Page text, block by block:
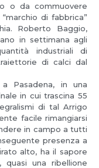
o da commuovere
di fabbrica”
Roberto Baggio,
in settimana agli
industriali di
di calci dal
Pasadena, in una
in cui trascina 55
di tal Arrigo
facile rimangiarsi
in campo a tutti
presenza a
alto, ha il sapore
una ribellione